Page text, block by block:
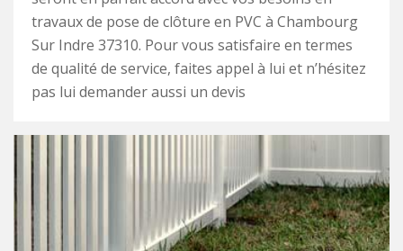
travaux de pose de clôture en PVC à Chambourg
Sur Indre 37310. Pour vous satisfaire en termes
de qualité de service, faites appel à lui et n’hésitez
pas lui demander aussi un devis